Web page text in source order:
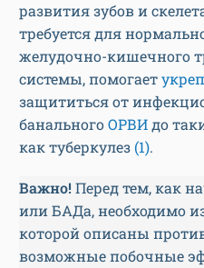
развития зубов и
требуется для
желудочно-кишечного
системы, помогает
защититься от
банальногоОРВИдо
как туберкулез (1).
Важно! Перед тем, как
или БАДа, необходимо
которой описаны
возможные побочные